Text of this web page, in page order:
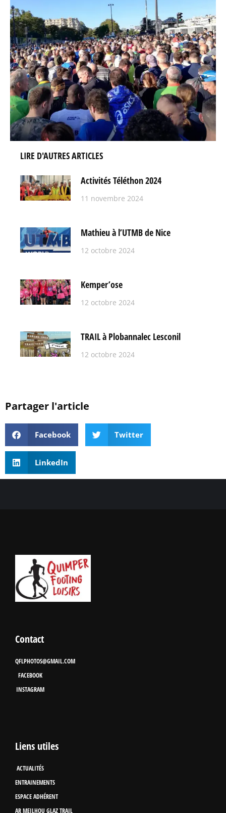
LIRE D'AUTRES ARTICLES
Activités Téléthon 2024
11 novembre 2024
Mathieu à l’UTMB de Nice
12 octobre 2024
Kemper’ose
12 octobre 2024
TRAIL à Plobannalec Lesconil
12 octobre 2024
Partager l'article
Facebook Twitter
LinkedIn
Contact
QFLPHOTOS@GMAIL.COM
FACEBOOK
INSTAGRAM
Liens utiles
ACTUALITÉS
ENTRAINEMENTS
ESPACE ADHÉRENT
AR MEILHOU GLAZ TRAIL